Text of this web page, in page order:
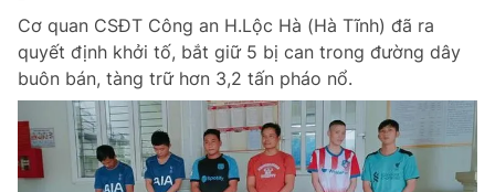
Cơ quan CSĐT Công an H.Lộc Hà (Hà Tĩnh) đã ra
quyết định khởi tố, bắt giữ 5 bị can trong đường dây
buôn bán, tàng trữ hơn 3,2 tấn pháo nổ.